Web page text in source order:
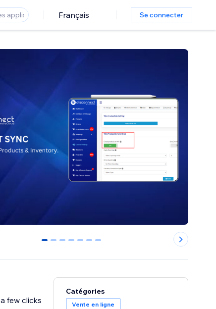
Français Se connecter
0 1 2 3 4 5 6
few clicks
Catégories
Vente en ligne